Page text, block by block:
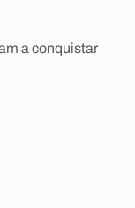
a conquistar